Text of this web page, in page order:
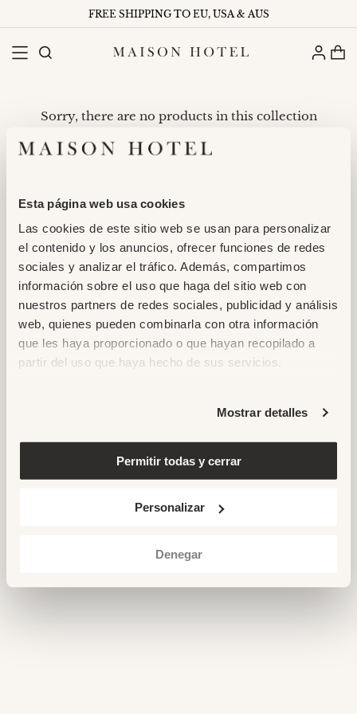
Esta página web usa cookies
Las cookies de este sitio web se usan para personalizar
el contenido y los anuncios, ofrecer funciones de redes
sociales y analizar el tráfico. Además, compartimos
información sobre el uso que haga del sitio web con
nuestros partners de redes sociales, publicidad y análisis
web, quienes pueden combinarla con otra información
que les haya proporcionado o que hayan recopilado a
partir del uso que haya hecho de sus servicios.
Mostrar detalles
Permitir todas y cerrar
Personalizar
Denegar
FREE SHIPPING TO EU, USA & AUS
Sorry, there are no products in this collection
HELP
ABOUT
LEGAL